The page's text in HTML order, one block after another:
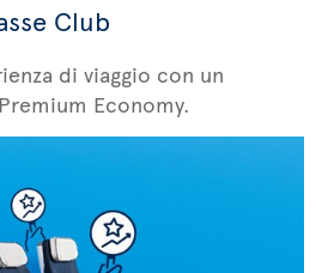
Club
di viaggio con un
Economy.